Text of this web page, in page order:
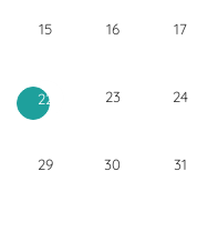
15 16 17
22 23 24
29 30 31